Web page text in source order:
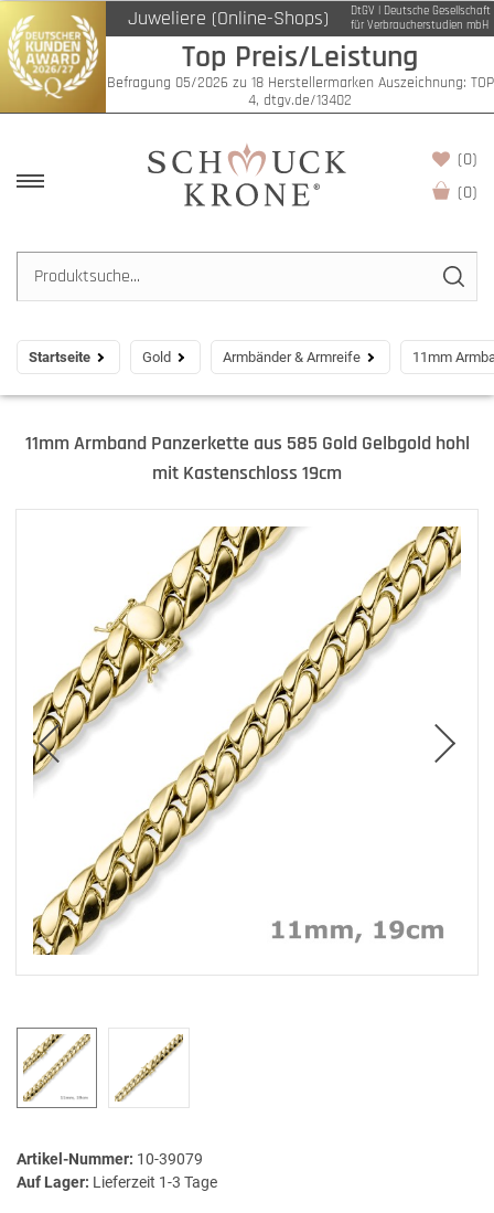
Juweliere (Online-Shops)
DtGV | Deutsche Gesellschaft
für Verbraucherstudien mbH
Top Preis/Leistung
Befragung 05/2026 zu 18 Herstellermarken Auszeichnung: TOP
4, dtgv.de/13402
(0)
(0)
Startseite Gold Armbänder & Armreife 11mm
11mm Armband Panzerkette aus 585 Gold Gelbgold hohl
mit Kastenschloss 19cm
Artikel-Nummer: 10-39079
Auf Lager: Lieferzeit 1-3 Tage